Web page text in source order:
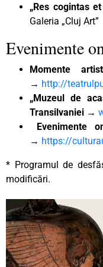
„Res cogintas
Galeria „Cluj Art”
Evenimente
Momente
→ http://
„Muzeul de
Transilvaniei →
Evenimente
→ https://
* Programul de
modificări.